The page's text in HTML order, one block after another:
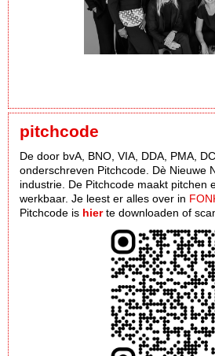
pitchcode
De door bvA, BNO, VIA, DDA, PMA,
onderschreven Pitchcode. Dè Nieuwe
industrie. De Pitchcode maakt pitchen
werkbaar. Je leest er alles over in
Pitchcode is hierte downloaden of